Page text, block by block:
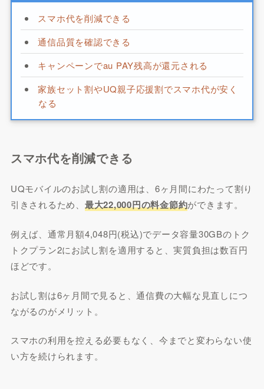
スマホ代を削減できる
通信品質を確認できる
キャンペーンでau PAY残高が還元される
家族セット割やUQ親子応援割でスマホ代が安く
なる
スマホ代を削減できる
UQモバイルのお試し割の適用は、6ヶ月間にわたって割り
引きされるため、 最大22,000円の料金節約ができます。
例えば、通常月額4,048円(税込)でデータ容量30GBのトク
トクプラン2にお試し割を適用すると、実質負担は数百円
ほどです。
お試し割は6ヶ月間で見ると、通信費の大幅な見直しにつ
ながるのがメリット。
スマホの利用を控える必要もなく、今までと変わらない使
い方を続けられます。